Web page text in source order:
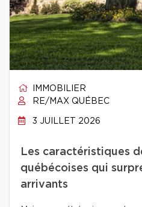
IMMOBILIER
RE/MAX QUÉBEC
3 JUILLET 2026
Les caractéristiques
québécoises qui
arrivants